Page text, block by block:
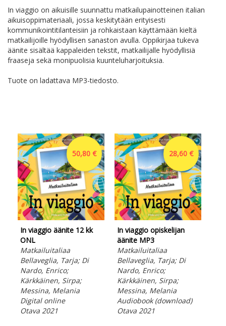
In viaggio on aikuisille suunnattu matkailupainotteinen italian
aikuisoppimateriaali, jossa keskitytään erityisesti
kommunikointitilanteisiin ja rohkaistaan käyttämään kieltä
matkailijoille hyödyllisen sanaston avulla. Oppikirjaa tukeva
äänite sisältää kappaleiden tekstit, matkailijalle hyödyllisiä
fraaseja sekä monipuolisia kuunteluharjoituksia.
Tuote on ladattava MP3-tiedosto.
50,80 €
In viaggio äänite 12 kk
ONL
Matkailuitaliaa
Bellaveglia, Tarja; Di
Nardo, Enrico;
Kärkkäinen, Sirpa;
Messina, Melania
Digital online
Otava 2021
28,60 €
In viaggio opiskelijan
äänite MP3
Matkailuitaliaa
Bellaveglia, Tarja; Di
Nardo, Enrico;
Kärkkäinen, Sirpa;
Messina, Melania
Audiobook (download)
Otava 2021